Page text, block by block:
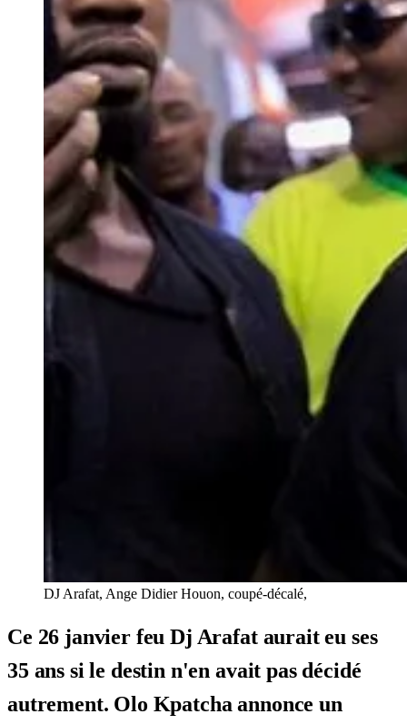
DJ Arafat, Ange Didier Houon, coupé-décalé,
Ce 26 janvier feu Dj Arafat aurait eu ses
35 ans si le destin n'en avait pas décidé
autrement. Olo Kpatcha annonce un